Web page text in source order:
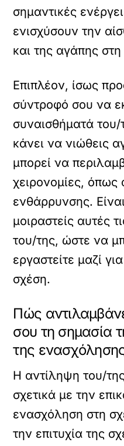
σημαντικές
ενισχύσουν την
και της αγάπης
Επιπλέον, ίσως
σύντροφό σου να
συναισθήματά
κάνει να νιώθεις
μπορεί να
χειρονομίες, όπως
ενθάρρυνσης.
μοιραστείς αυτές
του/της, ώστε να
εργαστείτε μαζί
σχέση.
Πώς
σου τη σημασία
της
Η αντίληψη του/
σχετικά με την
ενασχόληση στη
την επιτυχία της